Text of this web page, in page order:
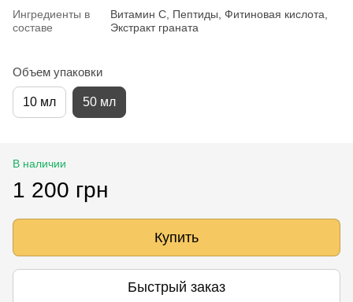
Ингредиенты в
составе
Витамин C, Пептиды, Фитиновая кислота,
Экстракт граната
Объем упаковки
10 мл 50 мл
В наличии
1 200 грн
Купить
Быстрый заказ